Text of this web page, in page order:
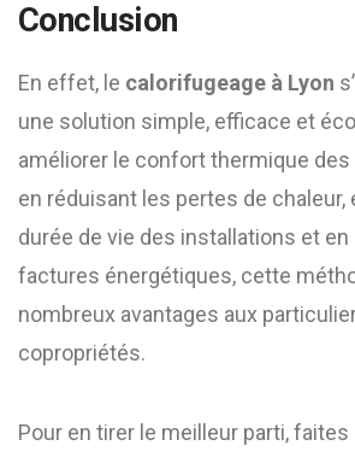
Conclusion
En effet, le calorifugeage à Lyon
une solution simple, efficace et
améliorer le confort thermique des
en réduisant les pertes de chaleur,
durée de vie des installations et
factures énergétiques, cette
nombreux avantages aux
copropriétés.
Pour en tirer le meilleur parti, faites